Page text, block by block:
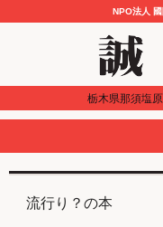
NPO法人
栃木県那須塩
流行り？の本